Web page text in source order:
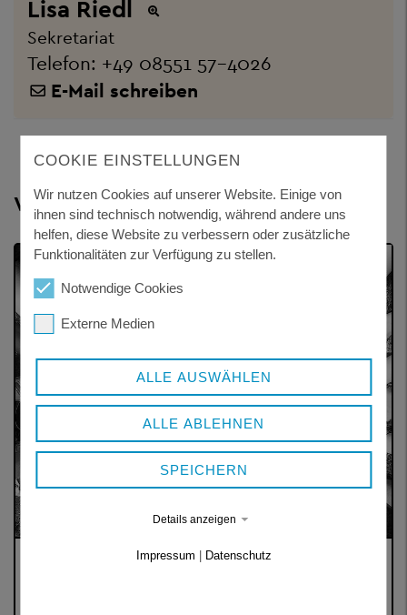
Lisa Riedl
Sekretariat
Telefon: +49 08551 57-4026
E-Mail schreiben
Weitere Themen
SOZIALPÄDAGOGISCHER DIENST
COOKIE EINSTELLUNGEN
Wir nutzen Cookies auf unserer Website. Einige von
ihnen sind technisch notwendig, während andere uns
helfen, diese Website zu verbessern oder zusätzliche
Funktionalitäten zur Verfügung zu stellen.
Notwendige Cookies
Externe Medien
ALLE AUSWÄHLEN
ALLE ABLEHNEN
SPEICHERN
Details anzeigen
Impressum | Datenschutz